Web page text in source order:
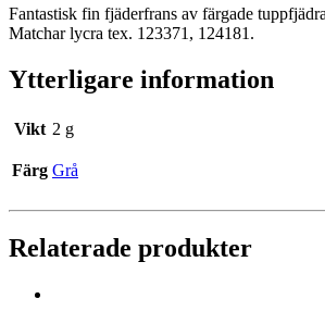
Fantastisk fin fjäderfrans av färgade
Matchar lycra tex. 123371, 124181.
Ytterligare information
Vikt 2 g
Färg Grå
Relaterade produkter